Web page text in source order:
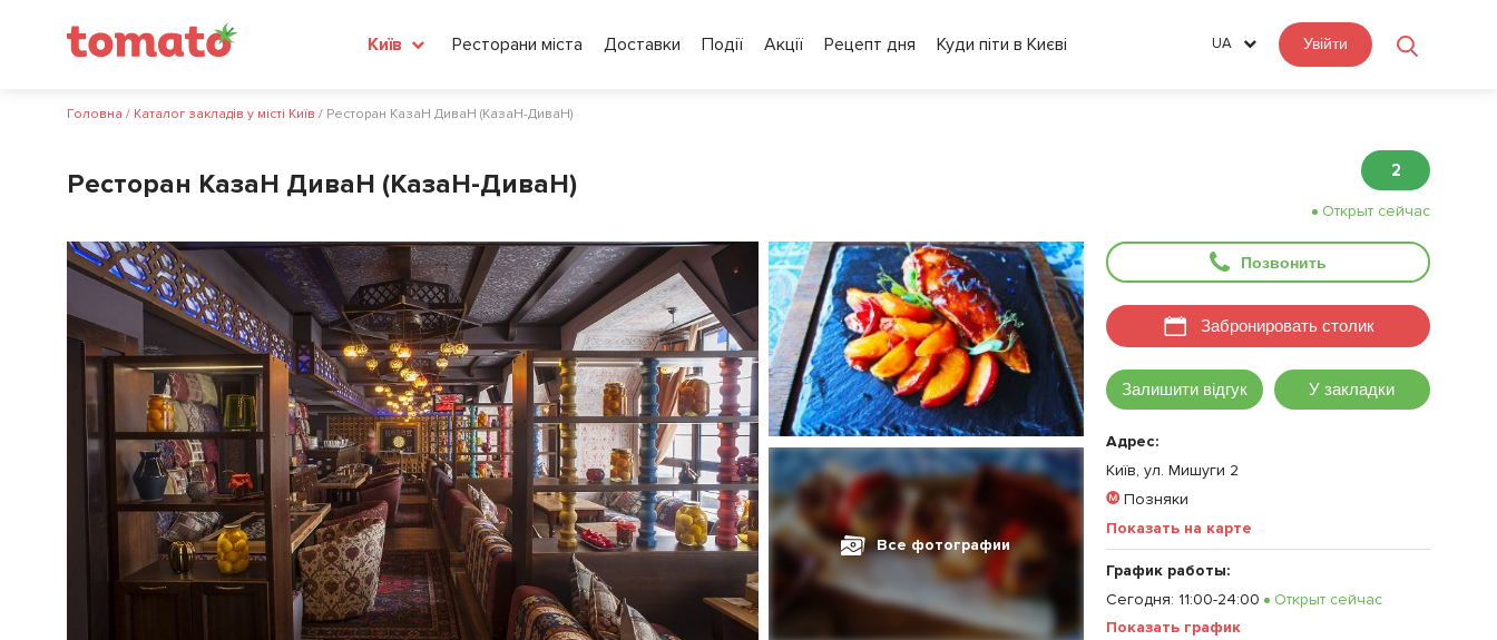
Київ Ресторани міста Доставки Події Акції Рецепт дня Куди піти в Києві UA Увійти
Головна / Каталог закладів у місті Київ / Ресторан КазаН ДиваН (КазаН-ДиваН)
Ресторан КазаН ДиваН (КазаН-ДиваН) 2
Открыт сейчас
Позвонить
Забронировать столик
Залишити відгук У закладки
Адрес:
Київ, ул. Мишуги 2
Позняки
Показать на карте
График работы:
Сегодня: 11:00-24:00
Открыт сейчас
Показать график
Все фотографии